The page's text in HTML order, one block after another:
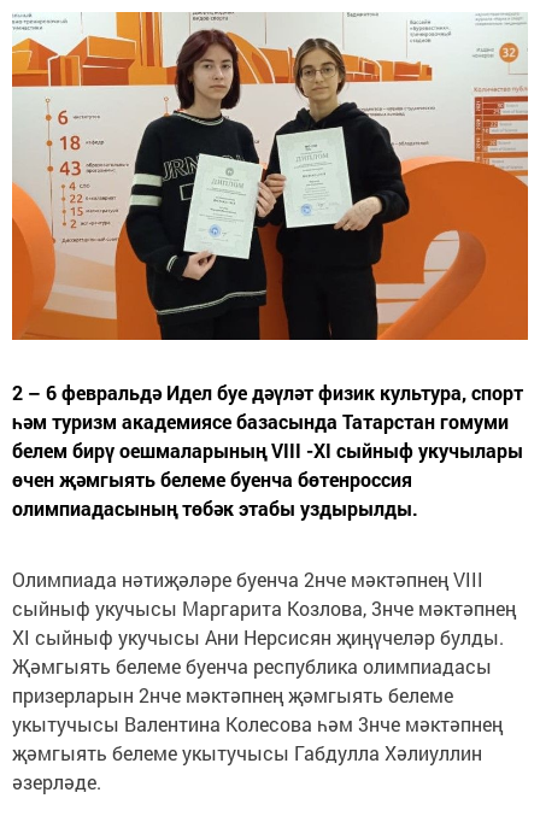
2 – 6 февральдә Идел буе дәүләт физик культура, спорт
һәм туризм академиясе базасында Татарстан гомуми
белем бирү оешмаларының VIII -XI сыйныф укучылары
өчен җәмгыять белеме буенча бөтенроссия
олимпиадасының төбәк этабы уздырылды.
Олимпиада нәтиҗәләре буенча 2нче мәктәпнең VIII
сыйныф укучысы Маргарита Козлова, 3нче мәктәпнең
XI сыйныф укучысы Ани Нерсисян җиңүчеләр булды.
Җәмгыять белеме буенча республика олимпиадасы
призерларын 2нче мәктәпнең җәмгыять белеме
укытучысы Валентина Колесова һәм 3нче мәктәпнең
җәмгыять белеме укытучысы Габдулла Хәлиуллин
әзерләде.